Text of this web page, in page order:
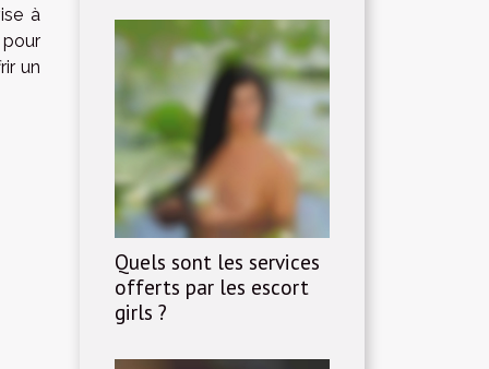
à
un
Quels sont les services
offerts par les escort
girls ?